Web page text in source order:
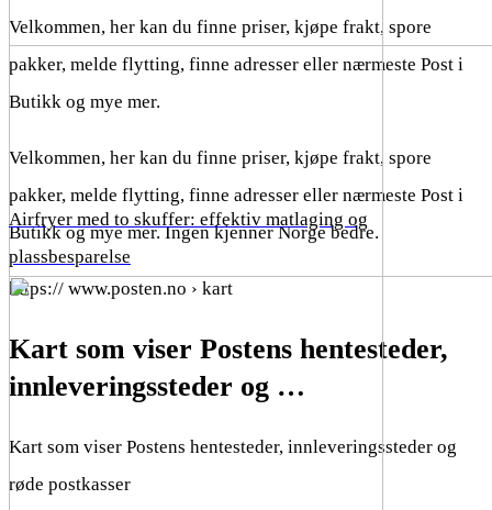
Airfryer med to skuffer: effektiv matlaging og
plassbesparelse
Velkommen, her kan du finne priser, kjøpe frakt, spore
pakker, melde flytting, finne adresser eller nærmeste Post i
Butikk og mye mer.
Velkommen, her kan du finne priser, kjøpe frakt, spore
pakker, melde flytting, finne adresser eller nærmeste Post i
Butikk og mye mer. Ingen kjenner Norge bedre.
https:// www.posten.no › kart
Kart som viser Postens hentesteder,
innleveringssteder og …
Kart som viser Postens hentesteder, innleveringssteder og
røde postkasser